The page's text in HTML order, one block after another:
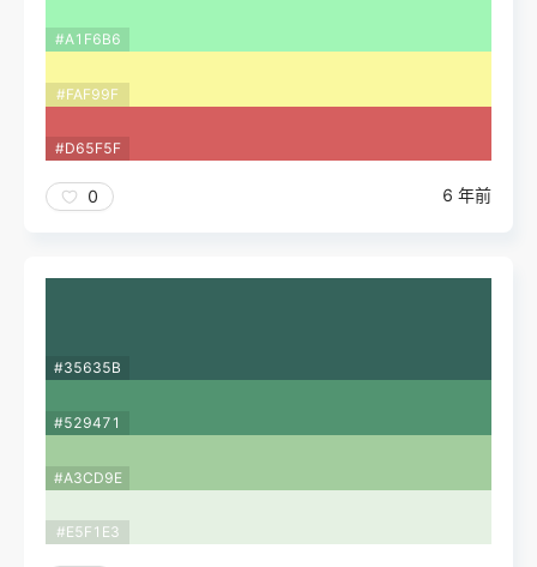
#A1F6B6
#FAF99F
#D65F5F
0 6 年前
#35635B
#529471
#A3CD9E
#E5F1E3